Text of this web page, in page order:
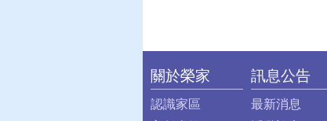
:::
關於榮家
認識家區
訊息公告
最新消息